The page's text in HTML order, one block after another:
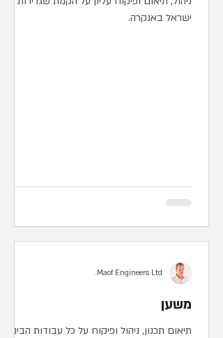
ישראל באנקרה.
משען
תיאום תכנון, ניהול ופיקוח על כל עבודות הבינוי
Maof Engineers Ltd.